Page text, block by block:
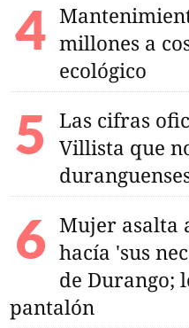
millones a
ecológico
Las cifras
Villista que
Mujer asalta
hacía 'sus
de Durango;
pantalón